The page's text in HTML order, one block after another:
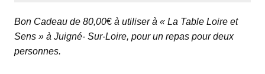
Bon Cadeau de 80,00€ à utiliser à « La Table Loire et
Sens » à Juigné- Sur-Loire, pour un repas pour deux
personnes.